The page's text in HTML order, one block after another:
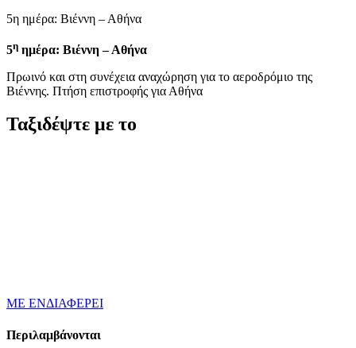
5η ημέρα: Βιέννη – Αθήνα
5η ημέρα: Βιέννη – Αθήνα
Πρωινό και στη συνέχεια αναχώρηση για το αεροδρόμιο της
Βιέννης. Πτήση επιστροφής για Αθήνα
Ταξιδέψτε με το
ΜΕ ΕΝΔΙΑΦΕΡΕΙ
Περιλαμβάνονται